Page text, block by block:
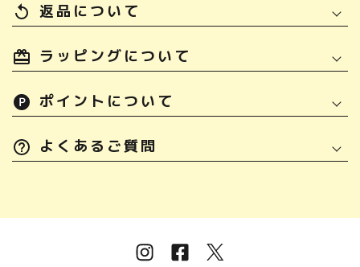
replay 返品について
ラッピングについて
ポイントについて
よくあるご質問